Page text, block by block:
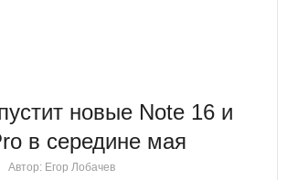
новые Note 16 и
в середине мая
Автор: Егор Лобачев